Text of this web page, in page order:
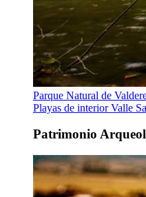
Parque Natural de
Playas de interiorValle
Patrimonio